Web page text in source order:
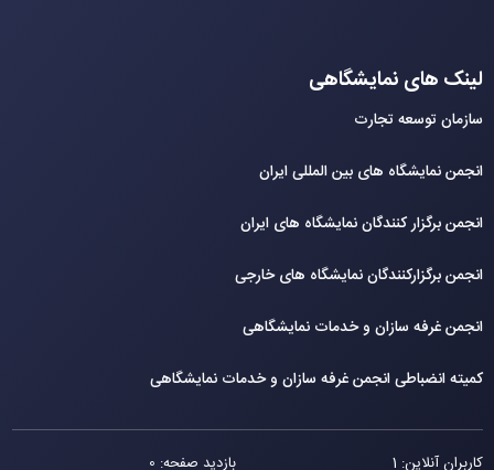
لینک های نمایشگاهی
سازمان توسعه تجارت
انجمن نمایشگاه های بین المللی ایران
انجمن برگزار کنندگان نمایشگاه های ایران
انجمن برگزارکنندگان نمایشگاه های خارجی
انجمن غرفه سازان و خدمات نمایشگاهی
کمیته انضباطی انجمن غرفه سازان و خدمات نمایشگاهی
کاربران آنلاین: 1 بازدید صفحه: 0